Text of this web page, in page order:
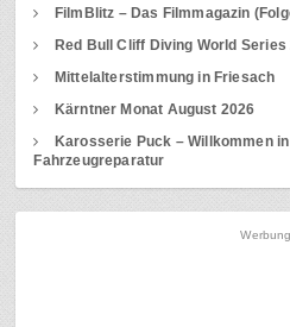
FilmBlitz – Das Filmmagazin
Red Bull Cliff Diving World
Mittelalterstimmung in Friesach
Kärntner Monat August 2026
Karosserie Puck – Willkommen
Fahrzeugreparatur
Werbung